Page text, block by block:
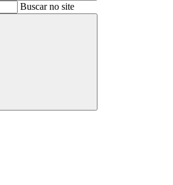
BuscarBuscar no site
Buscar